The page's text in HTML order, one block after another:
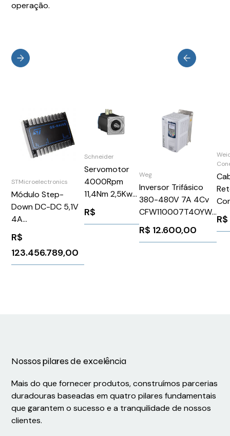
operação.
STMicroelectronics
Módulo Step-
Down DC-DC 5,1V
4A
STMicroelectronics
GS-R405S
R$
123.456.789,00
Schneider
Servomotor
4000Rpm
11,4Nm 2,5Kw
Ip50Schneider
BSH1401P11F1A
R$
Weg
Inversor Trifásico
380-480V 7A 4Cv
CFW110007T4OYWZ
WEG Weg 12300579
R$ 12.600,00
2M
R$
Nossos pilares de excelência
Mais do que fornecer produtos, construímos parcerias
duradouras baseadas em quatro pilares fundamentais
que garantem o sucesso e a tranquilidade de nossos
clientes.